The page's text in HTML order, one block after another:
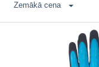
Zemākā cena